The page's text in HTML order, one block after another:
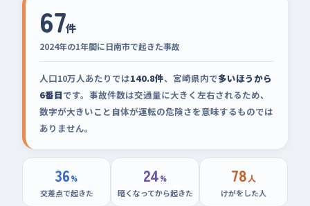
67件
2024年の1年間に日南市で起きた事故
人口10万人あたりでは140.8件、宮崎県内で多いほうから
6番目です。事故件数は交通量に大きく左右されるため、
数字が大きいこと自体が運転の危険さを意味するものでは
ありません。
36%
交差点で起きた
24%
暗くなってから起きた
78人
けがをした人